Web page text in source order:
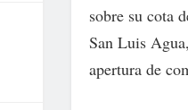
sobre su cota
San Luis
apertura de